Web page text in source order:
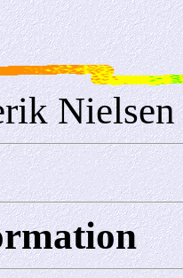
Nielsen